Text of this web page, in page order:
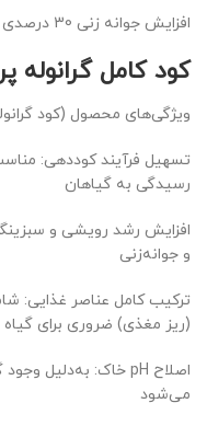
افزایش جوانه زنی 30 درصدی در گیاهان
کود کامل گرانوله
ویژگی‌های محصول (کود
تسهیل فرآیند کوددهی:
رسیدگی به گیاهان
افزایش رشد رویشی و
و جوانه‌زنی
ترکیب کامل عناصر غذایی:
(ریز مغذی) ضروری برای گیاه
می‌شود